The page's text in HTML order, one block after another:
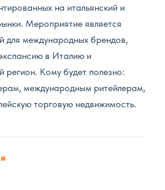
на итальянский и
Мероприятие является
для международных брендов,
в Италию и
регион. Кому будет полезно:
международным ритейлерам,
торговую недвижимость.